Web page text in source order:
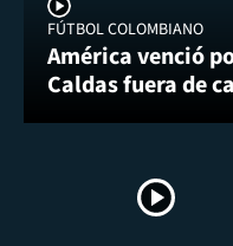
FÚTBOL COLOMBIANO
América venció
Caldas fuera de